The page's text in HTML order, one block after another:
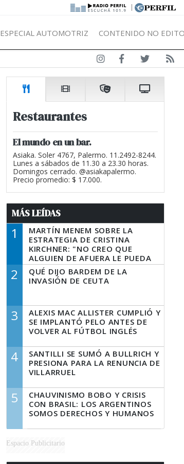
|
ESPECIAL AUTOMOTRIZ CONTENIDO NO
Restaurantes
El mundo en un bar.
Asiaka. Soler 4767, Palermo. 11.2492-8244.
Lunes a sábados de 11.30 a 23.30 horas.
Domingos cerrado. @asiakapalermo.
Precio promedio: $ 17.000.
MÁS LEÍDAS
1
MARTÍN MENEM SOBRE LA
ESTRATEGIA DE CRISTINA
KIRCHNER: "NO CREO QUE
ALGUIEN DE AFUERA LE PUEDA
DECIR A LA JUSTICIA LO QUE
TIENE QUE HACER"
2
QUÉ DIJO BARDEM DE LA
INVASIÓN DE CEUTA
3
ALEXIS MAC ALLISTER CUMPLIÓ Y
SE IMPLANTÓ PELO ANTES DE
VOLVER AL FÚTBOL INGLÉS
4
SANTILLI SE SUMÓ A BULLRICH Y
PRESIONA PARA LA RENUNCIA DE
VILLARRUEL
5
CHAUVINISMO BOBO Y CRISIS
CON BRASIL: LOS ARGENTINOS
SOMOS DERECHOS Y HUMANOS
Espacio Publicitario